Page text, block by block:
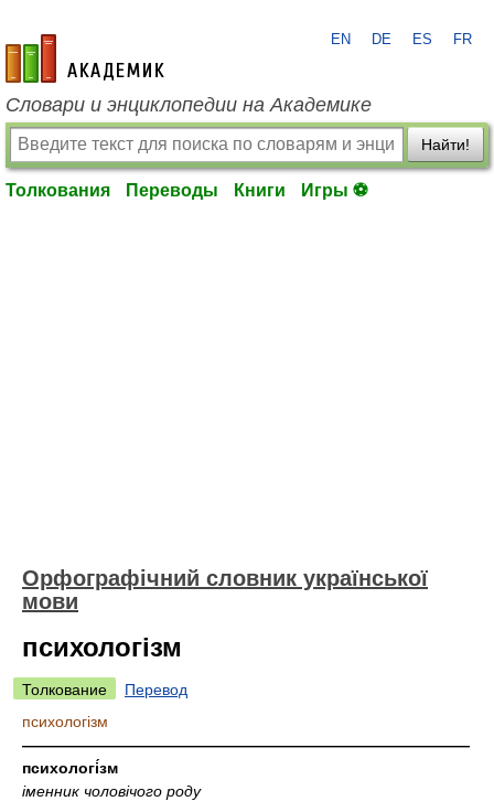
academic.ru
EN DE ES FR
Словари и энциклопедии на Академике
Найти!
Толкования Переводы Книги Игры ⚽
Орфографічний словник української
мови
психологізм
Толкование
Перевод
психологізм
—————————————————————————————
психологі́зм
іменник чоловічого роду